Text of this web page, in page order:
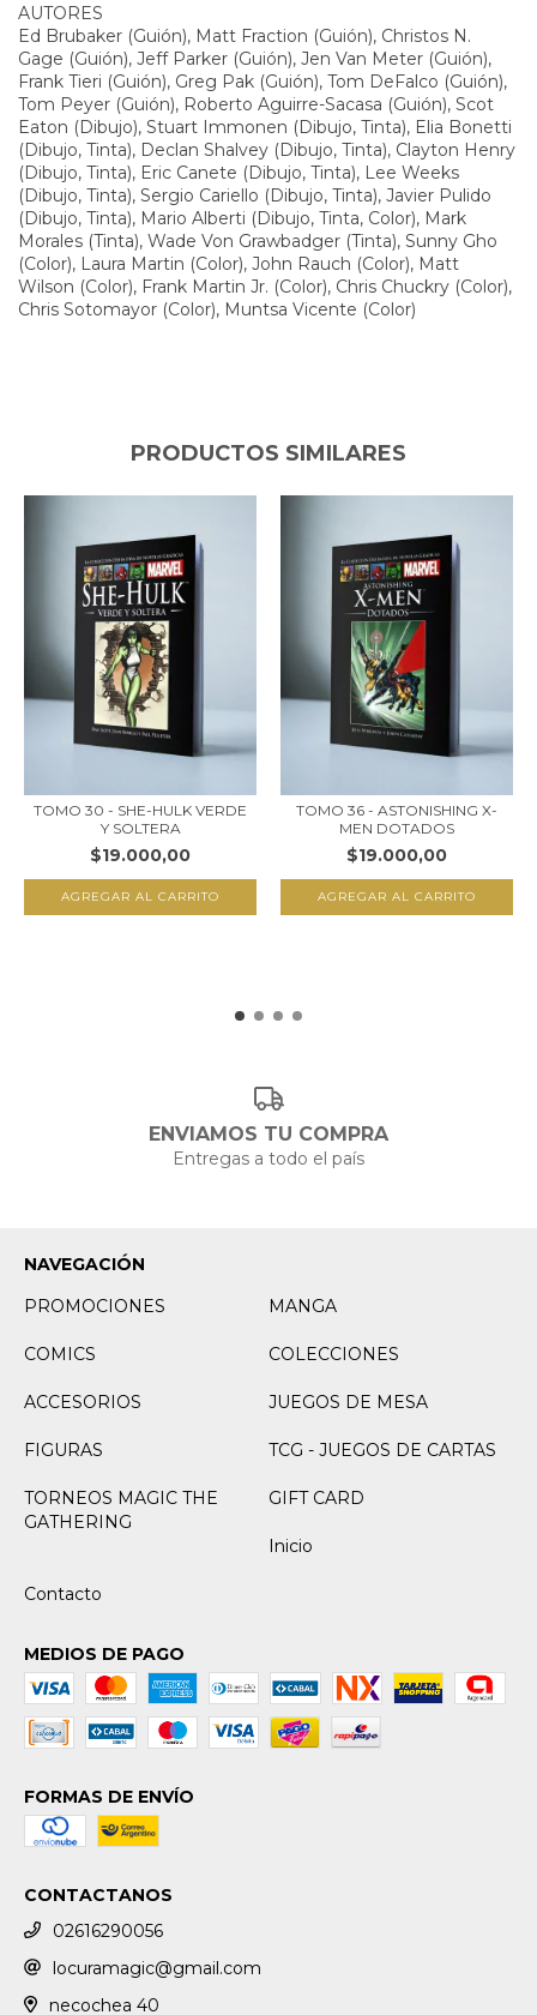
AUTORES
Ed Brubaker (Guión), Matt Fraction (Guión), Christos N.
Gage (Guión), Jeff Parker (Guión), Jen Van Meter (Guión),
Frank Tieri (Guión), Greg Pak (Guión), Tom DeFalco (Guión),
Tom Peyer (Guión), Roberto Aguirre-Sacasa (Guión), Scot
Eaton (Dibujo), Stuart Immonen (Dibujo, Tinta), Elia Bonetti
(Dibujo, Tinta), Declan Shalvey (Dibujo, Tinta), Clayton Henry
(Dibujo, Tinta), Eric Canete (Dibujo, Tinta), Lee Weeks
(Dibujo, Tinta), Sergio Cariello (Dibujo, Tinta), Javier Pulido
(Dibujo, Tinta), Mario Alberti (Dibujo, Tinta, Color), Mark
Morales (Tinta), Wade Von Grawbadger (Tinta), Sunny Gho
(Color), Laura Martin (Color), John Rauch (Color), Matt
Wilson (Color), Frank Martin Jr. (Color), Chris Chuckry (Color),
Chris Sotomayor (Color), Muntsa Vicente (Color)
PRODUCTOS SIMILARES
TOMO 30 - SHE-HULK VERDE
Y SOLTERA
$19.000,00
TOMO 36 - ASTONISHING X-
MEN DOTADOS
$19.000,00
ENVIAMOS TU COMPRA
Entregas a todo el país
NAVEGACIÓN
PROMOCIONES
MANGA
COMICS COLECCIONES
ACCESORIOS JUEGOS DE MESA
FIGURAS TCG - JUEGOS DE CARTAS
TORNEOS MAGIC THE
GATHERING
GIFT CARD
Inicio
Contacto
MEDIOS DE PAGO
FORMAS DE ENVÍO
CONTACTANOS
02616290056
locuramagic@gmail.com
necochea 40